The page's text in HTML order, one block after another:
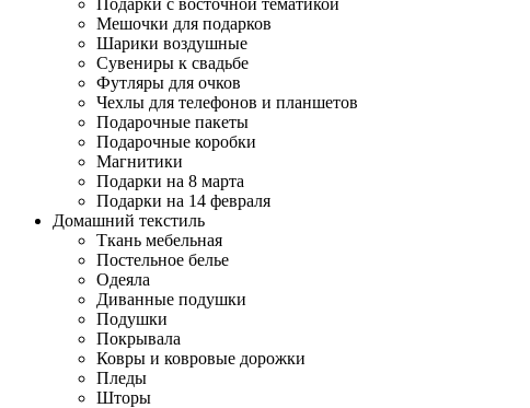
Подарки с восточной тематикой
Мешочки для подарков
Шарики воздушные
Сувениры к свадьбе
Футляры для очков
Чехлы для телефонов и планшетов
Подарочные пакеты
Подарочные коробки
Магнитики
Подарки на 8 марта
Подарки на 14 февраля
Домашний текстиль
Ткань мебельная
Постельное белье
Одеяла
Диванные подушки
Подушки
Покрывала
Ковры и ковровые дорожки
Пледы
Шторы